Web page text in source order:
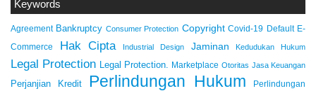
Keywords
Agreement Bankruptcy Consumer Protection Copyright Covid-19 Default E-
Commerce
Hak Cipta Industrial Design Jaminan Kedudukan Hukum
Legal Protection Legal Protection. Marketplace Otoritas Jasa Keuangan
Perjanjian Kredit Perlindungan Hukum
Perlindungan